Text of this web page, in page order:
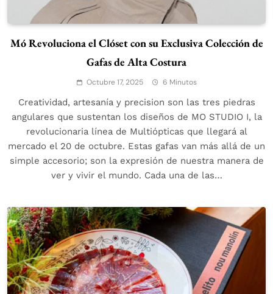
Mó Revoluciona el Clóset con su Exclusiva Colección de
Gafas de Alta Costura
Octubre 17, 2025 6 Minutos
Creatividad, artesanía y precision son las tres piedras
angulares que sustentan los diseños de MO STUDIO I, la
revolucionaria línea de Multiópticas que llegará al
mercado el 20 de octubre. Estas gafas van más allá de un
simple accesorio; son la expresión de nuestra manera de
ver y vivir el mundo. Cada una de las…